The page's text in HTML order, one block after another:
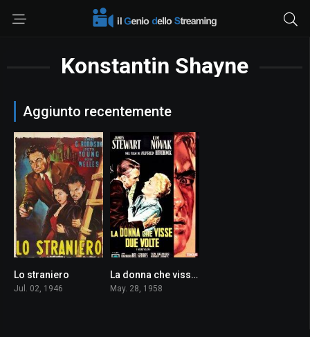
Konstantin Shayne
Aggiunto recentemente
Lo straniero
Jul. 02, 1946
8.3La donna che visse due volte
May. 28, 1958